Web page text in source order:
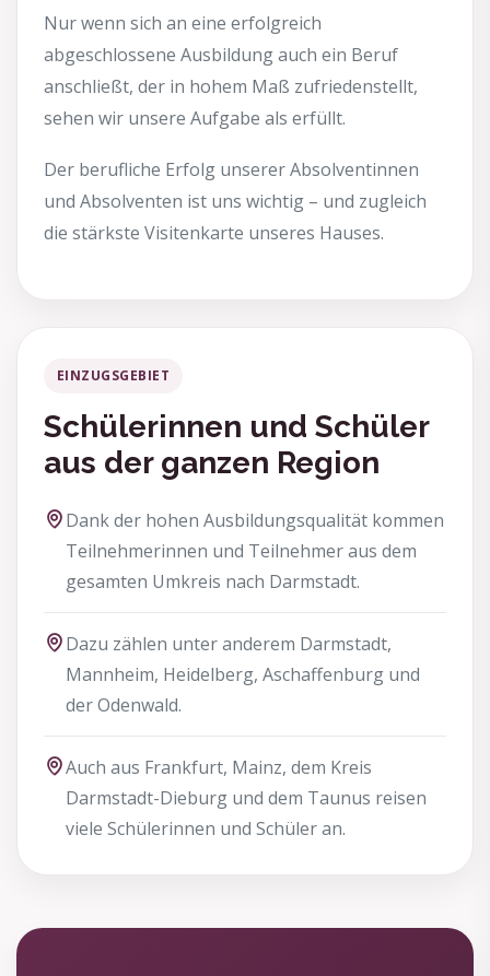
Nur wenn sich an eine erfolgreich
abgeschlossene Ausbildung auch ein Beruf
anschließt, der in hohem Maß zufriedenstellt,
sehen wir unsere Aufgabe als erfüllt.
Der berufliche Erfolg unserer Absolventinnen
und Absolventen ist uns wichtig – und zugleich
die stärkste Visitenkarte unseres Hauses.
EINZUGSGEBIET
Schülerinnen und Schüler
aus der ganzen Region
Dank der hohen Ausbildungsqualität kommen
Teilnehmerinnen und Teilnehmer aus dem
gesamten Umkreis nach Darmstadt.
Dazu zählen unter anderem Darmstadt,
Mannheim, Heidelberg, Aschaffenburg und
der Odenwald.
Auch aus Frankfurt, Mainz, dem Kreis
Darmstadt-Dieburg und dem Taunus reisen
viele Schülerinnen und Schüler an.